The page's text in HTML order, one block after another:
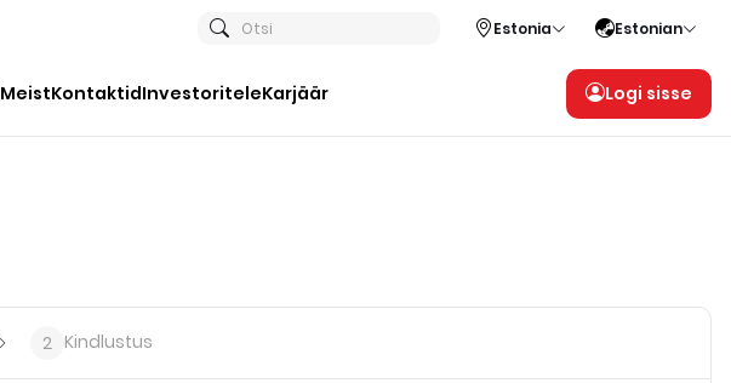
Otsi Estonia Estonian
MeistKontaktidInvestoriteleKarjäär Logi sisse
2 Kindlustus